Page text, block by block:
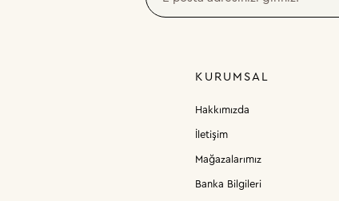
KURUMSAL
Hakkımızda
İletişim
Mağazalarımız
Banka Bilgileri